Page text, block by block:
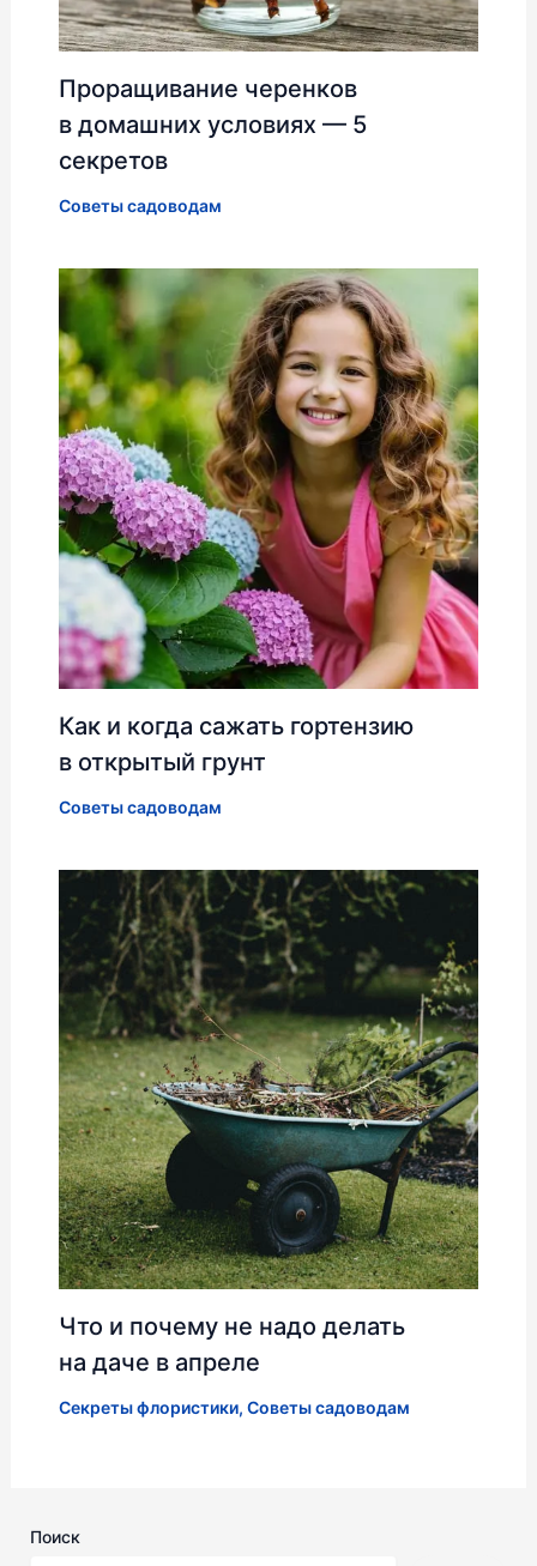
Проращивание черенков
в домашних условиях — 5
секретов
Советы садоводам
Как и когда сажать гортензию
в открытый грунт
Советы садоводам
Что и почему не надо делать
на даче в апреле
Секреты флористики, Советы садоводам
Поиск